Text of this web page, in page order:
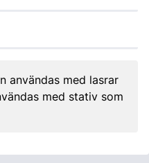
användas med lasrar
med stativ som